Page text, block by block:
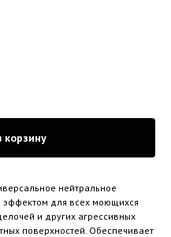
корзину
нейтральное
эффектом для всех моющихся
и других агрессивных
поверхностей. Обеспечивает